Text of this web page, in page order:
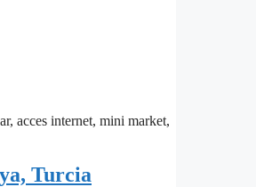
acces internet, mini market,
Turcia